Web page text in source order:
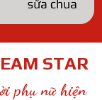
STAR
phụ nữ hiện